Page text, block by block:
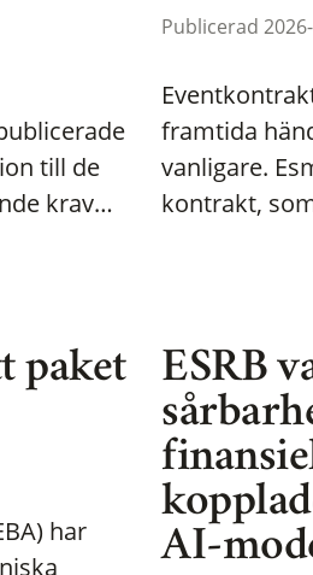
till de
krav…
Publicerad
framtida
vanligare.
kontrakt,
paket
har
ESRB
AI-